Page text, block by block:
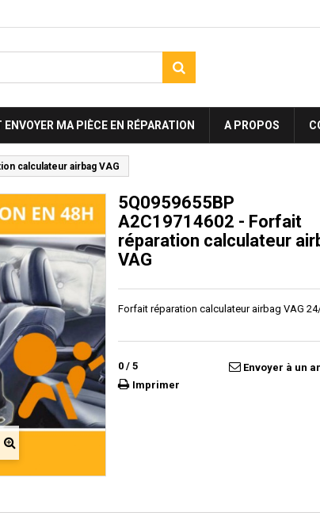
MA PIÈCE EN RÉPARATION A PROPOS
calculateur airbag VAG
5Q0959655BP
A2C19714602 - Forfait
réparation calculateur
VAG
Forfait réparation calculateur airbag VAG
0 / 5
Envoyer à un
Imprimer